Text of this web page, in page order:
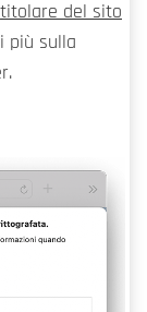
titolare del sito
più sulla